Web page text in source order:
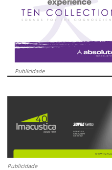
Publicidade
Publicidade